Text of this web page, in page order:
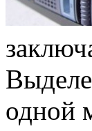
одной